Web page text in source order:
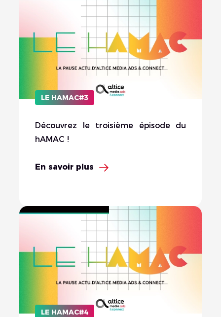
Découvrez le troisième épisode du
hAMAC !
En savoir plus
LE HAMAC#3
LE HAMAC#4